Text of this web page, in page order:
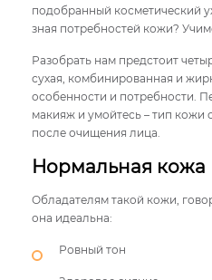
подобранный косметический
зная потребностей кожи?
Разобрать нам предстоит
сухая, комбинированная и
особенности и потребности.
макияж и умойтесь – тип кожи
после очищения лица.
Нормальная кожа
Обладателям такой кожи,
она идеальна:
Ровный тон